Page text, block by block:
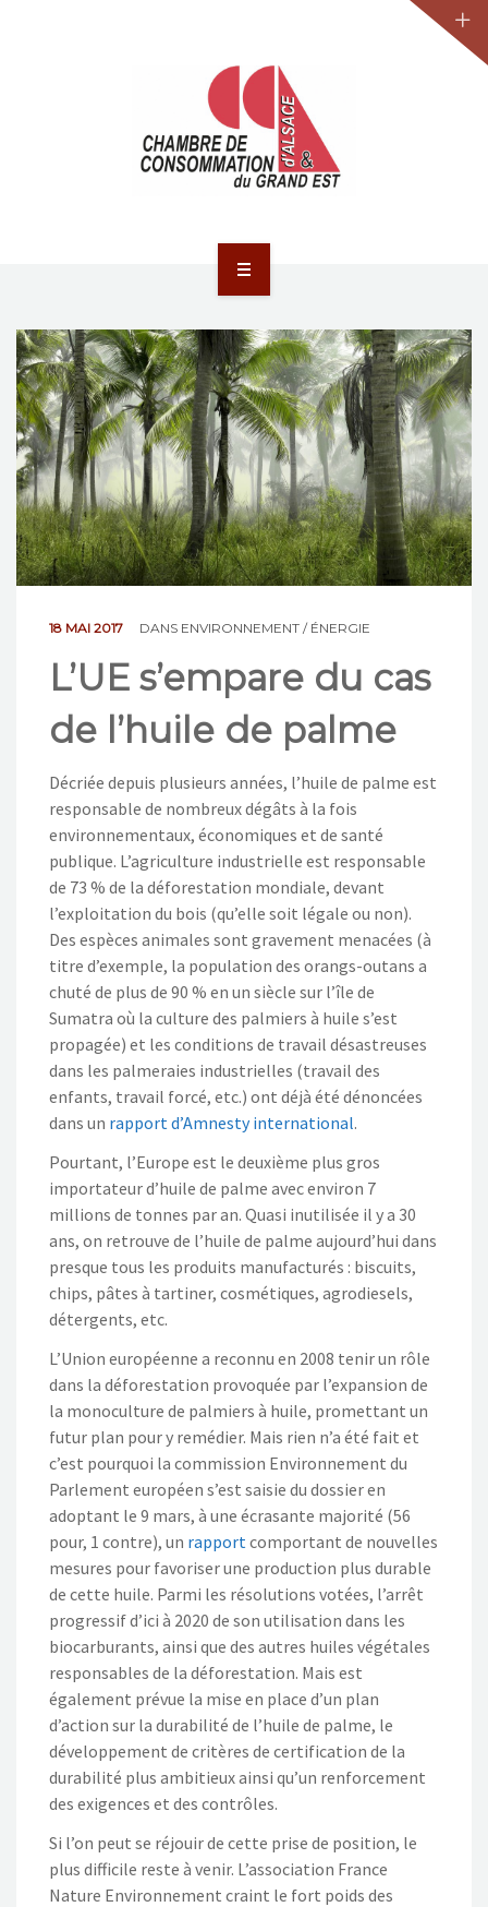
ACTUALITÉS
JURIDIQUE
LA CCA-GE
NOS ACTIONS
CONTACT
18 MAI 2017 DANS ENVIRONNEMENT / ÉNERGIE
L’UE s’empare du cas
de l’huile de palme
Décriée depuis plusieurs années, l’huile de palme est
responsable de nombreux dégâts à la fois
environnementaux, économiques et de santé
publique. L’agriculture industrielle est responsable
de 73 % de la déforestation mondiale, devant
l’exploitation du bois (qu’elle soit légale ou non).
Des espèces animales sont gravement menacées (à
titre d’exemple, la population des orangs-outans a
chuté de plus de 90 % en un siècle sur l’île de
Sumatra où la culture des palmiers à huile s’est
propagée) et les conditions de travail désastreuses
dans les palmeraies industrielles (travail des
enfants, travail forcé, etc.) ont déjà été dénoncées
dans un rapport d’Amnesty international.
Pourtant, l’Europe est le deuxième plus gros
importateur d’huile de palme avec environ 7
millions de tonnes par an. Quasi inutilisée il y a 30
ans, on retrouve de l’huile de palme aujourd’hui dans
presque tous les produits manufacturés : biscuits,
chips, pâtes à tartiner, cosmétiques, agrodiesels,
détergents, etc.
L’Union européenne a reconnu en 2008 tenir un rôle
dans la déforestation provoquée par l’expansion de
la monoculture de palmiers à huile, promettant un
futur plan pour y remédier. Mais rien n’a été fait et
c’est pourquoi la commission Environnement du
Parlement européen s’est saisie du dossier en
adoptant le 9 mars, à une écrasante majorité (56
pour, 1 contre), un rapport comportant de nouvelles
mesures pour favoriser une production plus durable
de cette huile. Parmi les résolutions votées, l’arrêt
progressif d’ici à 2020 de son utilisation dans les
biocarburants, ainsi que des autres huiles végétales
responsables de la déforestation. Mais est
également prévue la mise en place d’un plan
d’action sur la durabilité de l’huile de palme, le
développement de critères de certification de la
durabilité plus ambitieux ainsi qu’un renforcement
des exigences et des contrôles.
Si l’on peut se réjouir de cette prise de position, le
plus difficile reste à venir. L’association France
Nature Environnement craint le fort poids des